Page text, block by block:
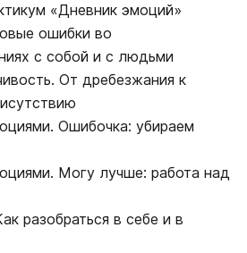
«Дневник эмоций»
ошибки во
с собой и с людьми
От дребезжания к
Ошибочка: убираем
Могу лучше: работа над
разобраться в себе и в